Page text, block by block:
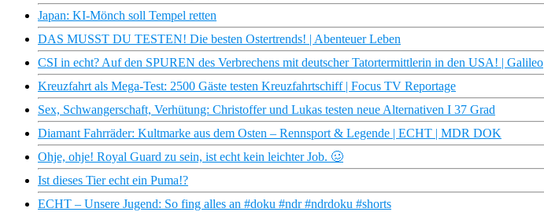
Japan: KI-Mönch soll Tempel retten
DAS MUSST DU TESTEN! Die besten Ostertrends! | Abenteuer Leben
CSI in echt? Auf den SPUREN des Verbrechens mit deutscher Tatortermittlerin in den USA! | Galileo
Kreuzfahrt als Mega-Test: 2500 Gäste testen Kreuzfahrtschiff | Focus TV Reportage
Sex, Schwangerschaft, Verhütung: Christoffer und Lukas testen neue Alternativen I 37 Grad
Diamant Fahrräder: Kultmarke aus dem Osten – Rennsport & Legende | ECHT | MDR DOK
Ohje, ohje! Royal Guard zu sein, ist echt kein leichter Job. 🥴
Ist dieses Tier echt ein Puma!?
ECHT – Unsere Jugend: So fing alles an #doku #ndr #ndrdoku #shorts